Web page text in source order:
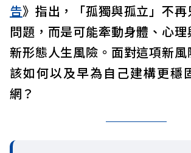
告》指出，「孤獨與孤立」不
問題，而是可能牽動身體、心
新形態人生風險。面對這項新
該如何以及早為自己建構更穩
網？